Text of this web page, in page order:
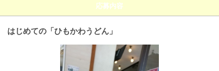
応募内容
はじめての「ひもかわうどん」